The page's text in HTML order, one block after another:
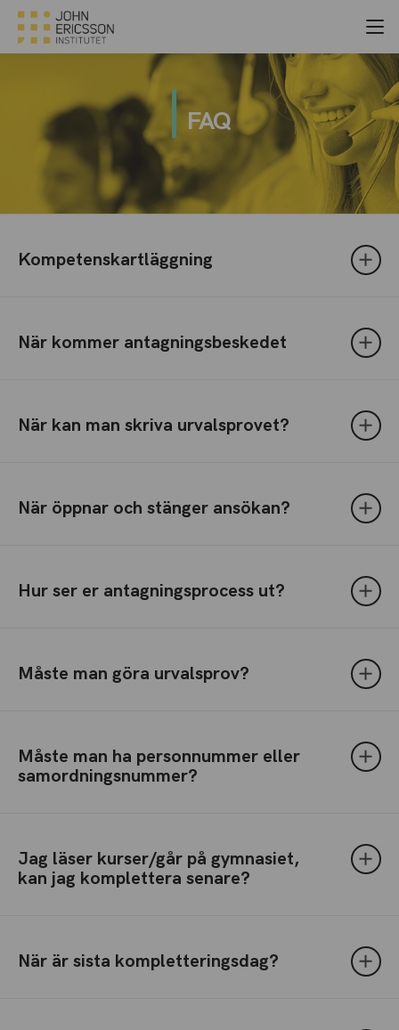
FAQ
Kompetenskartläggning
När kommer antagningsbeskedet
När kan man skriva urvalsprovet?
När öppnar och stänger ansökan?
Hur ser er antagningsprocess ut?
Måste man göra urvalsprov?
Måste man ha personnummer eller
samordningsnummer?
Jag läser kurser/går på gymnasiet,
kan jag komplettera senare?
När är sista kompletteringsdag?